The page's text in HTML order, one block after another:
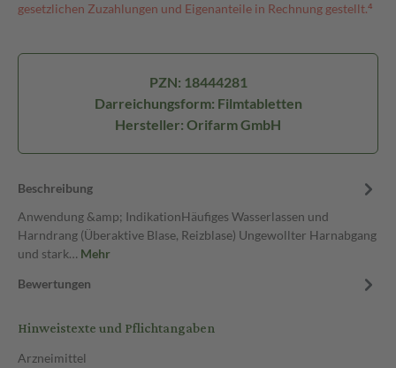
gesetzlichen Zuzahlungen und Eigenanteile in Rechnung gestellt.⁴
PZN: 18444281
Darreichungsform: Filmtabletten
Hersteller: Orifarm GmbH
Beschreibung
Anwendung &amp; IndikationHäufiges Wasserlassen und
Harndrang (Überaktive Blase, Reizblase) Ungewollter Harnabgang
und stark… Mehr
Bewertungen
Hinweistexte und Pflichtangaben
Arzneimittel